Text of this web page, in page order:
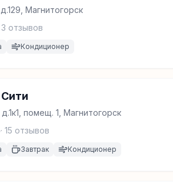
Магнитогорск
3 отзывов
Кондиционер
помещ. 1, Магнитогорск
· 15 отзывов
Завтрак Кондиционер